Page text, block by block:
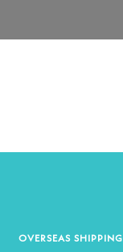
OVERSEAS SHIPPING